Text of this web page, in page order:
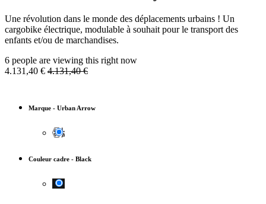
Une révolution dans le monde des déplacements urbains ! Un
cargobike électrique, modulable à souhait pour le transport des
enfants et/ou de marchandises.
6 people are viewing this right now
4.131,40 € 4.131,40€
Marque - Urban Arrow
Couleur cadre - Black